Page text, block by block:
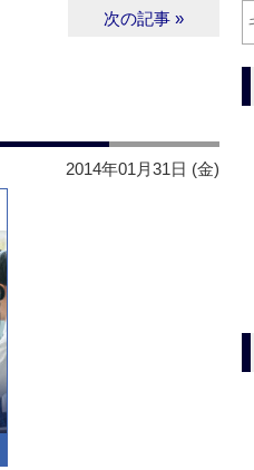
次の記事 »
2014年01月31日 (金)